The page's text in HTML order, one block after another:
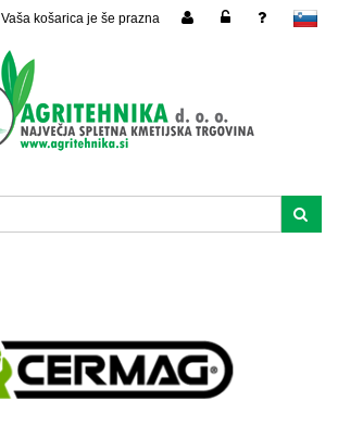
slovensko
Vaša košarica je še prazna